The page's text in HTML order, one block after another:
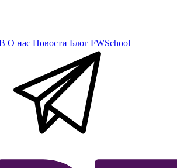
О нас Новости Блог FWSchool